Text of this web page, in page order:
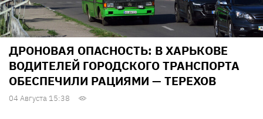
ДРОНОВАЯ ОПАСНОСТЬ: В ХАРЬКОВЕ
ВОДИТЕЛЕЙ ГОРОДСКОГО ТРАНСПОРТА
ОБЕСПЕЧИЛИ РАЦИЯМИ — ТЕРЕХОВ
04 Августа 15:38